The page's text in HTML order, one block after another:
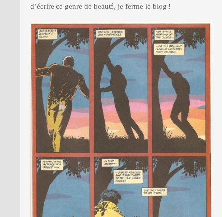
d’écrire ce genre de beauté, je ferme le blog !